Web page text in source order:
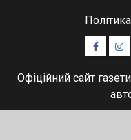
Офіційний сайт